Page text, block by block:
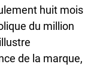
huit mois
du million
de la marque,